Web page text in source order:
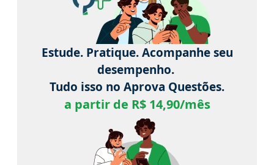
Estude. Pratique. Acompanhe seu
desempenho.
Tudo isso no Aprova Questões.
a partir de R$ 14,90/mês